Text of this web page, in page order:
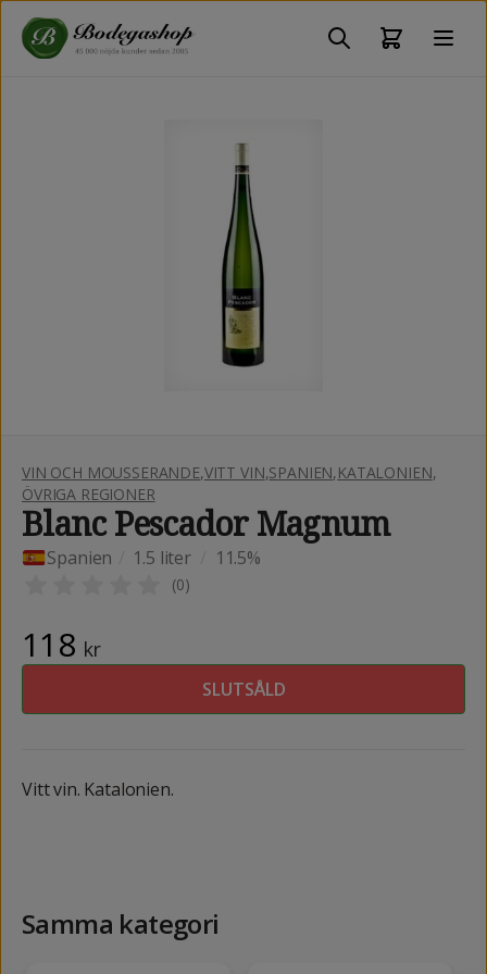
VIN OCH MOUSSERANDE,VITT VIN,SPANIEN,KATALONIEN,
ÖVRIGA REGIONER
Blanc Pescador Magnum
Spanien 1.5 liter 11.5%
(0)
118 kr
SLUTSÅLD
Vitt vin. Katalonien.
Samma kategori